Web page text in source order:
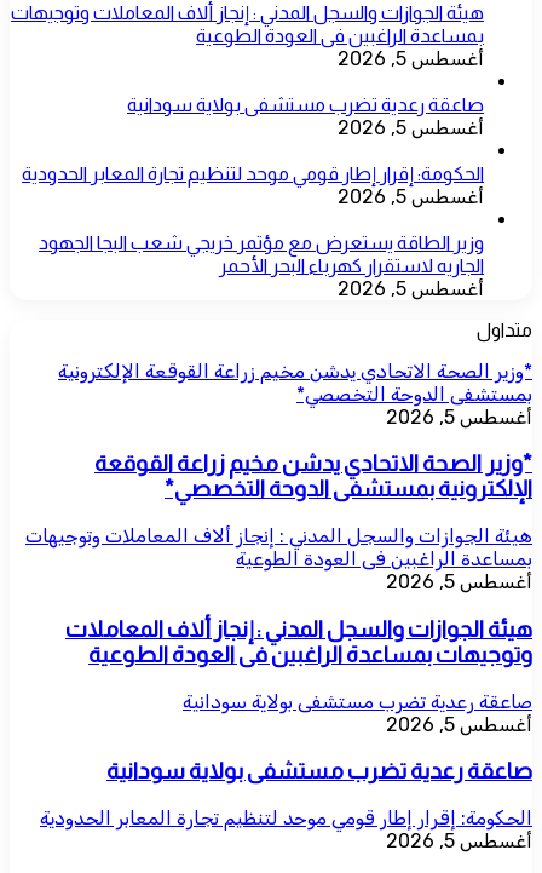
هيئة الجوازات والسجل المدني : إنجاز ألاف المعاملات وتوجيهات
بمساعدة الراغبين فى العودة الطوعية
أغسطس 5, 2026
صاعقة رعدية تضرب مستشفى بولاية سودانية
أغسطس 5, 2026
الحكومة: إقرار إطار قومي موحد لتنظيم تجارة المعابر الحدودية
أغسطس 5, 2026
وزير الطاقة يستعرض مع مؤتمر خريجي شعب البجا الجهود
الجاريه لاستقرار كهرباء البحر الأحمر
أغسطس 5, 2026
متداول
*وزير الصحة الاتحادي يدشن مخيم زراعة القوقعة الإلكترونية
بمستشفى الدوحة التخصصي*
أغسطس 5, 2026
*وزير الصحة الاتحادي يدشن مخيم زراعة القوقعة
الإلكترونية بمستشفى الدوحة التخصصي*
هيئة الجوازات والسجل المدني : إنجاز ألاف المعاملات وتوجيهات
بمساعدة الراغبين فى العودة الطوعية
أغسطس 5, 2026
هيئة الجوازات والسجل المدني : إنجاز ألاف المعاملات
وتوجيهات بمساعدة الراغبين فى العودة الطوعية
صاعقة رعدية تضرب مستشفى بولاية سودانية
أغسطس 5, 2026
صاعقة رعدية تضرب مستشفى بولاية سودانية
الحكومة: إقرار إطار قومي موحد لتنظيم تجارة المعابر الحدودية
أغسطس 5, 2026